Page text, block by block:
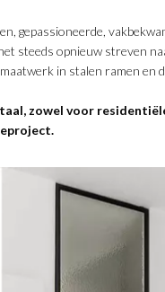
gepassioneerde,
steeds opnieuw streven
in stalen ramen en
zowel voor